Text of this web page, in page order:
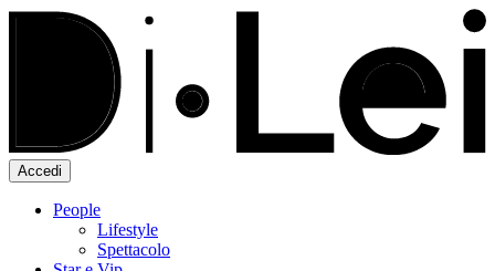
Accedi
People
Lifestyle
Spettacolo